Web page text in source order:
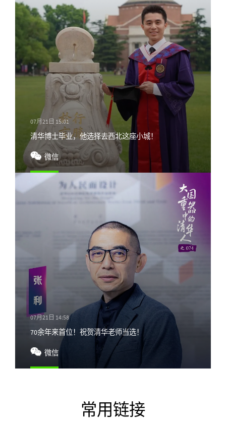
07月21日 15:01
清华博士毕业，他选择去西北这座小城！
微信
07月21日 14:58
70余年来首位！祝贺清华老师当选！
微信
常用链接